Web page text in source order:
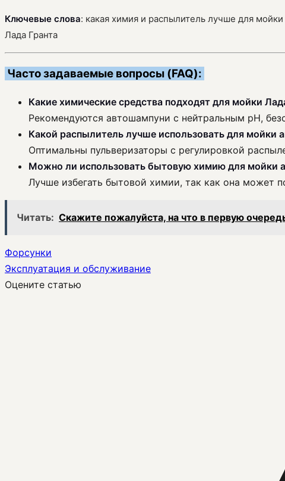
Ключевые слова: какая химия и распылитель лучше для
Лада Гранта
Часто задаваемые вопросы (FAQ):
Какие химические средства подходят для мойки
Рекомендуются автошампуни с нейтральным pH,
Какой распылитель лучше использовать для мойки
Оптимальны пульверизаторы с регулировкой
Можно ли использовать бытовую химию для мойки
Лучше избегать бытовой химии, так как она может
Читать: Скажите пожалуйста, на что в первую
Форсунки
Эксплуатация и обслуживание
Оцените статью